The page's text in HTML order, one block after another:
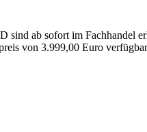
sind ab sofort im Fachhandel
von 3.999,00 Euro